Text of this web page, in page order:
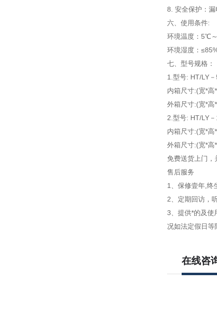
8. 安全保护：
六、使用条件:
环境温度：5℃
环境湿度：
七、型号规格：
1.型号: HT/LY
内箱尺寸:(宽*
外箱尺寸:(宽*
2.型号: HT/LY
内箱尺寸:(宽*
外箱尺寸:(宽*
免费送货上门，
售后服务
1、保修壹年,终
2、定期回访，
3、提供*的及使
况如法定假日等
在线咨